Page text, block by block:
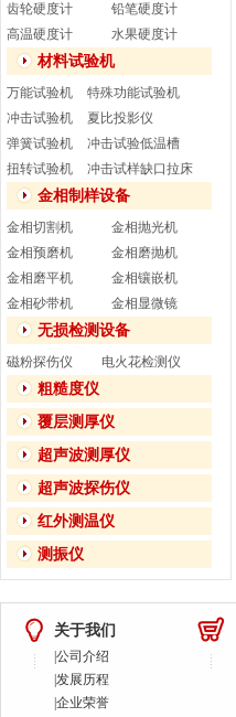
齿轮硬度计
铅笔硬度计
高温硬度计
水果硬度计
材料试验机
万能试验机
特殊功能试验机
冲击试验机
夏比投影仪
弹簧试验机
冲击试验低温槽
扭转试验机
冲击试样缺口拉床
金相制样设备
金相切割机
金相抛光机
金相预磨机
金相磨抛机
金相磨平机
金相镶嵌机
金相砂带机
金相显微镜
无损检测设备
磁粉探伤仪 电火花检测仪
粗糙度仪
覆层测厚仪
超声波测厚仪
超声波探伤仪
红外测温仪
测振仪
关于我们
公司介绍
发展历程
企业荣誉